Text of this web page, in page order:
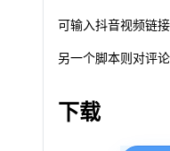
可输入抖音视频链
另一个脚本则对评
下载